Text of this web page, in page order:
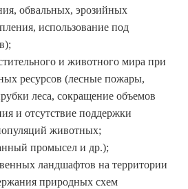
обвальных, эрозийных
использование под
и животного мира при
ресурсов (лесные пожары,
леса, сокращение объемов
и отсутствие поддержки
животных;
промысел и др.);
ландшафтов на территории
природных схем